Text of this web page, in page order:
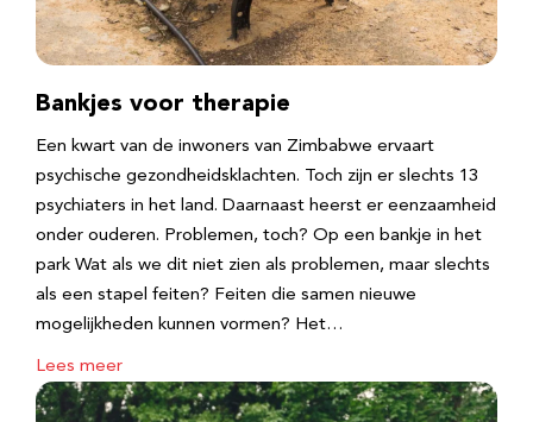
Bankjes voor therapie
Een kwart van de inwoners van Zimbabwe ervaart
psychische gezondheidsklachten. Toch zijn er slechts 13
psychiaters in het land. Daarnaast heerst er eenzaamheid
onder ouderen. Problemen, toch? Op een bankje in het
park Wat als we dit niet zien als problemen, maar slechts
als een stapel feiten? Feiten die samen nieuwe
mogelijkheden kunnen vormen? Het…
Lees meer